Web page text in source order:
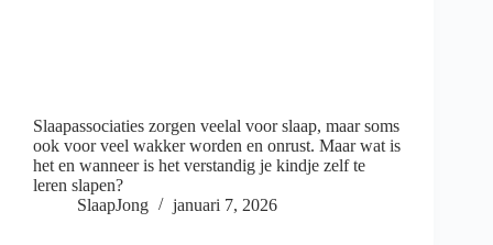
Slaapassociaties zorgen veelal voor slaap, maar soms
ook voor veel wakker worden en onrust. Maar wat is
het en wanneer is het verstandig je kindje zelf te
leren slapen?
SlaapJong
januari 7, 2026